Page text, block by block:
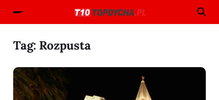
Tag: Rozpusta